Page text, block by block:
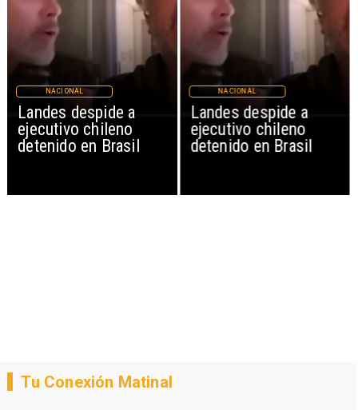
Landes despide a
ejecutivo chileno
detenido en Brasil
NACIONAL
Landes despide a
ejecutivo chileno
detenido en Brasil
NACIONAL
Tu Conexión Matinal